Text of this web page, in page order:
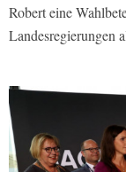
Robert eine
Landesregierungen